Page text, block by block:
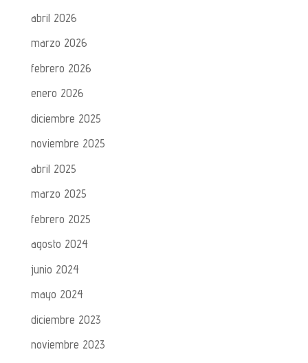
abril 2026
marzo 2026
febrero 2026
enero 2026
diciembre 2025
noviembre 2025
abril 2025
marzo 2025
febrero 2025
agosto 2024
junio 2024
mayo 2024
diciembre 2023
noviembre 2023